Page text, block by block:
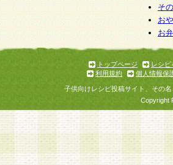
そ
お
お
トップページ
レシピ
利用規約
個人情報保
子供向けレシピ投稿サイト、その
Copyright